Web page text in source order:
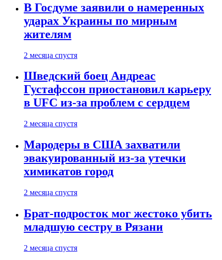
В Госдуме заявили о намеренных
ударах Украины по мирным
жителям
2 месяца спустя
Шведский боец Андреас
Густафссон приостановил карьеру
в UFC из-за проблем с сердцем
2 месяца спустя
Мародеры в США захватили
эвакуированный из-за утечки
химикатов город
2 месяца спустя
Брат-подросток мог жестоко убить
младшую сестру в Рязани
2 месяца спустя